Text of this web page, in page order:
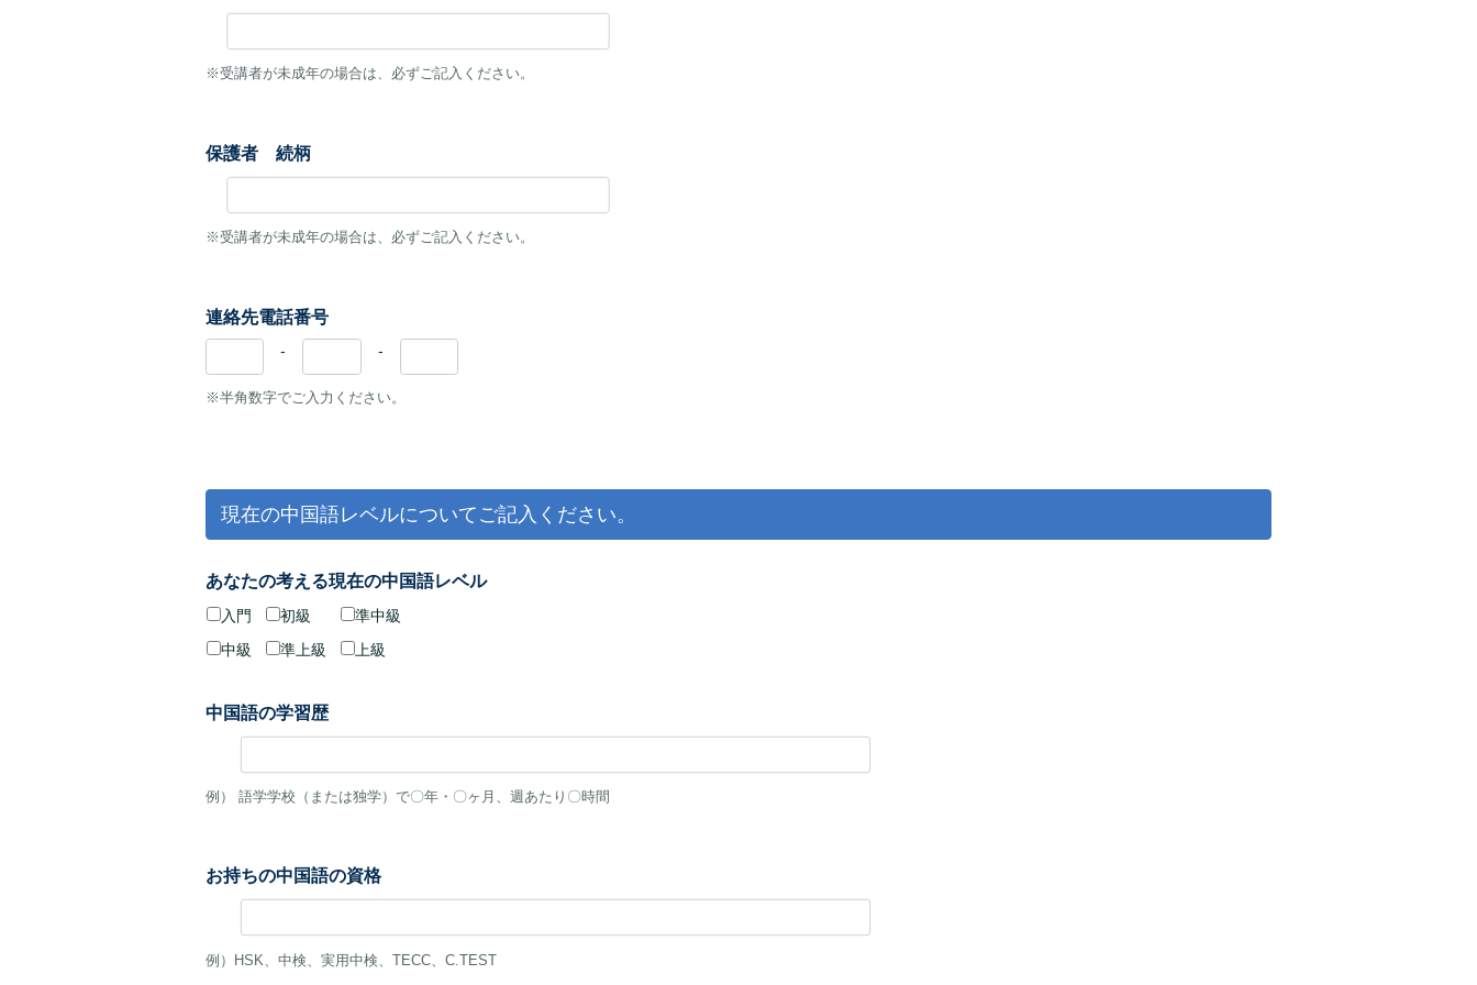
※受講者が未成年の場合は、必ずご記入ください。
保護者 続柄
※受講者が未成年の場合は、必ずご記入ください。
連絡先電話番号
- -
※半角数字でご入力ください。
現在の中国語レベルについてご記入ください。
あなたの考える現在の中国語レベル
入門 初級
準中級
中級
準上級 上級
中国語の学習歴
例） 語学学校（または独学）で〇年・〇ヶ月、週あたり〇時間
お持ちの中国語の資格
例）HSK、中検、実用中検、TECC、C.TEST